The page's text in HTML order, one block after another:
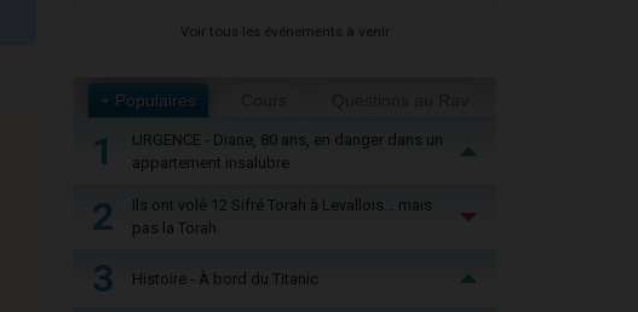
Voir tous les événements à venir
+ Populaires
1
URGENCE - Diane, 80 ans, en danger dans un
appartement insalubre
2
Ils ont volé 12 Sifré Torah à Levallois… mais
pas la Torah
3 Histoire - À bord du Titanic